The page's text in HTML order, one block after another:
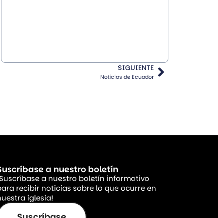
SIGUIENTE
Noticias de Ecuador
a nuestro boletín
a nuestro boletín informativo
recibir noticias sobre lo que ocurre en
iglesia!